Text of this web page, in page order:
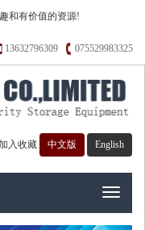
和有价值的资源!
075529983325
13632796309
中文版 English
入收藏
Toggle